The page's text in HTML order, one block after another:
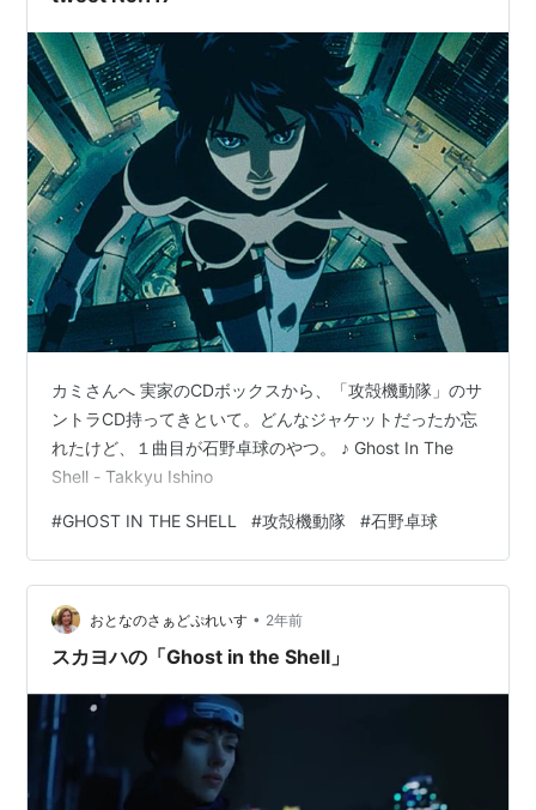
カミさんへ 実家のCDボックスから、「攻殻機動隊」のサ
ントラCD持ってきといて。どんなジャケットだったか忘
れたけど、１曲目が石野卓球のやつ。 ♪ Ghost In The
Shell - Takkyu Ishino
#GHOST IN THE SHELL #攻殻機動隊 #石野卓球
おとなのさぁどぷれいす • 2年前
スカヨハの「Ghost in the Shell」